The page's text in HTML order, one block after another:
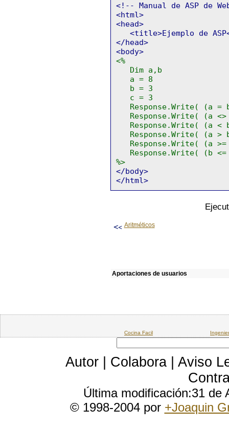
<!-- Manual de ASP de
<html>
<head>
<title>Ejemplo de
</head>
<body>
<%
Dim a,b
a = 8
b = 3
c = 3
Response.Write( (a =
Response.Write( (a
Response.Write( (a <
Response.Write( (a >
Response.Write( (a
Response.Write( (b
%>
</body>
</html>
Aritméticos
Aportaciones de usuarios
Cocina Facil
Autor Colabora
Aviso
Última modificación:31
© 1998-2004 por +Joaquin